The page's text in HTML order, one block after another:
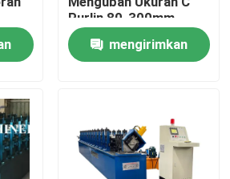
Purlin 80-300mm
Ukuran Web
mengirimkan